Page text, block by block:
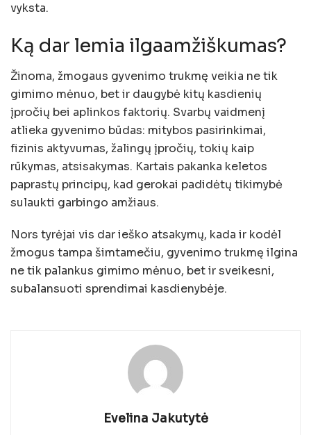
vyksta.
Ką dar lemia ilgaamžiškumas?
Žinoma, žmogaus gyvenimo trukmę veikia ne tik
gimimo mėnuo, bet ir daugybė kitų kasdienių
įpročių bei aplinkos faktorių. Svarbų vaidmenį
atlieka gyvenimo būdas: mitybos pasirinkimai,
fizinis aktyvumas, žalingų įpročių, tokių kaip
rūkymas, atsisakymas. Kartais pakanka keletos
paprastų principų, kad gerokai padidėtų tikimybė
sulaukti garbingo amžiaus.
Nors tyrėjai vis dar ieško atsakymų, kada ir kodėl
žmogus tampa šimtamečiu, gyvenimo trukmę ilgina
ne tik palankus gimimo mėnuo, bet ir sveikesni,
subalansuoti sprendimai kasdienybėje.
Evelina Jakutytė